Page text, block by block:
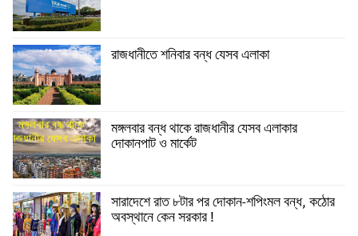
রাজধানীতে শনিবার বন্ধ যেসব এলাকা
মঙ্গলবার বন্ধ থাকে রাজধানীর যেসব এলাকার
দোকানপাট ও মার্কেট
সারাদেশে রাত ৮টার পর দোকান-শপিংমল বন্ধ, কঠোর
অবস্থানে কেন সরকার !